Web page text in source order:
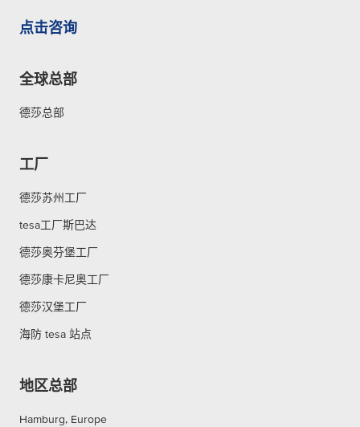
点击咨询
全球总部
德莎总部
工厂
德莎苏州工厂
tesa工厂斯巴达
德莎奥芬堡工厂
德莎康卡尼奥工厂
德莎汉堡工厂
海防 tesa 站点
地区总部
Hamburg, Europe